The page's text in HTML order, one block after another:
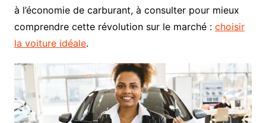
à l’économie de carburant, à consulter pour mieux
comprendre cette révolution sur le marché : choisir
la voiture idéale.